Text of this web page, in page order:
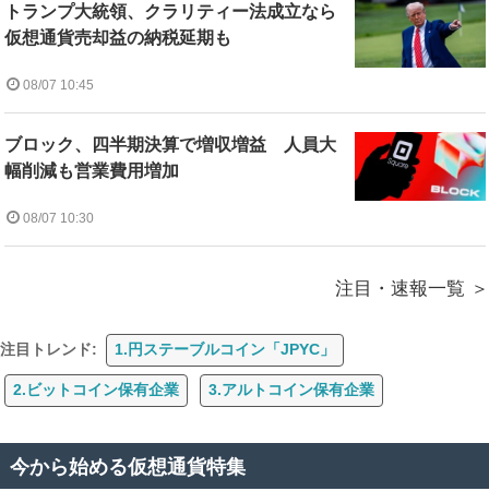
トランプ大統領、クラリティー法成立なら
仮想通貨売却益の納税延期も
08/07 10:45
ブロック、四半期決算で増収増益 人員大
幅削減も営業費用増加
08/07 10:30
注目・速報一覧
注目トレンド: 1.円ステーブルコイン「JPYC」
2.ビットコイン保有企業 3.アルトコイン保有企業
今から始める仮想通貨特集